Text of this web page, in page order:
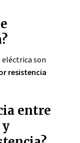
eléctrica son
resistencia
entre